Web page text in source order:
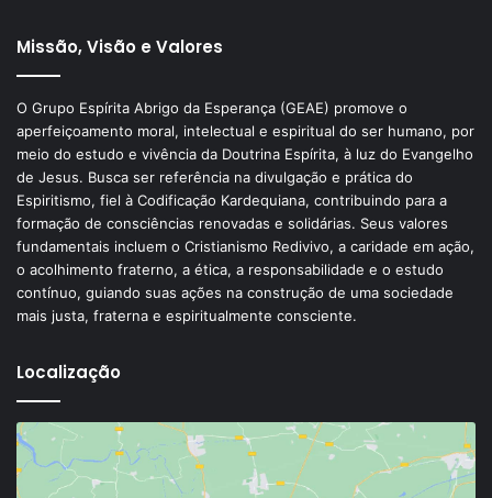
Missão, Visão e Valores
O Grupo Espírita Abrigo da Esperança (GEAE) promove o
aperfeiçoamento moral, intelectual e espiritual do ser humano, por
meio do estudo e vivência da Doutrina Espírita, à luz do Evangelho
de Jesus. Busca ser referência na divulgação e prática do
Espiritismo, fiel à Codificação Kardequiana, contribuindo para a
formação de consciências renovadas e solidárias. Seus valores
fundamentais incluem o Cristianismo Redivivo, a caridade em ação,
o acolhimento fraterno, a ética, a responsabilidade e o estudo
contínuo, guiando suas ações na construção de uma sociedade
mais justa, fraterna e espiritualmente consciente.
Localização